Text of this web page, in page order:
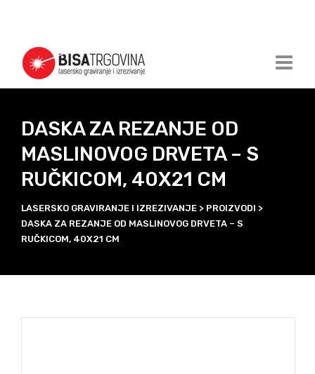
DASKA ZA REZANJE OD
MASLINOVOG DRVETA – S
RUČKICOM, 40X21 CM
LASERSKO GRAVIRANJE I IZREZIVANJE > PROIZVODI >
DASKA ZA REZANJE OD MASLINOVOG DRVETA – S
RUČKICOM, 40X21 CM